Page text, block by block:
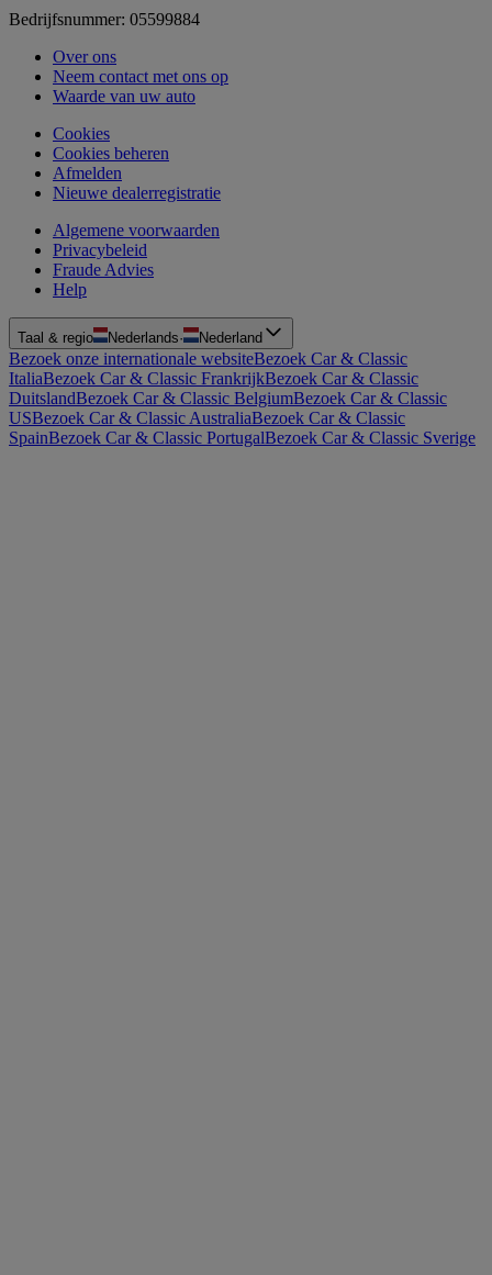
Bedrijfsnummer: 05599884
Over ons
Neem contact met ons op
Waarde van uw auto
Cookies
Cookies beheren
Afmelden
Nieuwe dealerregistratie
Algemene voorwaarden
Privacybeleid
Fraude Advies
Help
Taal & regio Nederlands· Nederland
Bezoek onze internationale websiteBezoek Car & Classic
ItaliaBezoek Car & Classic FrankrijkBezoek Car & Classic
DuitslandBezoek Car & Classic BelgiumBezoek Car & Classic
USBezoek Car & Classic AustraliaBezoek Car & Classic
SpainBezoek Car & Classic PortugalBezoek Car & Classic Sverige